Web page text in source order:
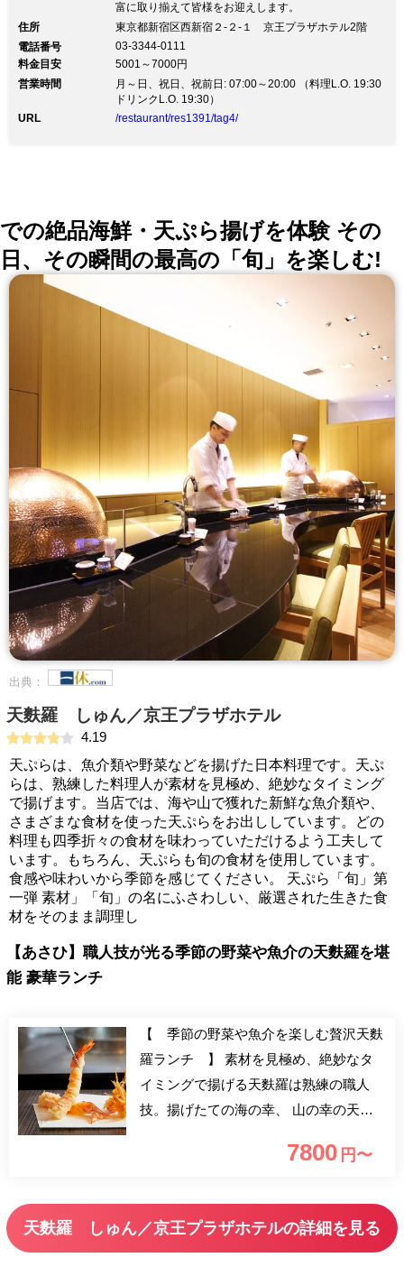
富に取り揃えて皆様をお迎えします。
住所
東京都新宿区西新宿２-２-１ 京王プラザホテル2階
電話番号
03-3344-0111
料金目安
5001～7000円
営業時間
月～日、祝日、祝前日: 07:00～20:00 （料理L.O. 19:30
ドリンクL.O. 19:30）
URL
/restaurant/res1391/tag4/
での絶品海鮮・天ぷら揚げを体験 その
日、その瞬間の最高の「旬」を楽しむ!
出典：
天麩羅 しゅん／京王プラザホテル
4.19
天ぷらは、魚介類や野菜などを揚げた日本料理です。天ぷ
らは、熟練した料理人が素材を見極め、絶妙なタイミング
で揚げます。当店では、海や山で獲れた新鮮な魚介類や、
さまざまな食材を使った天ぷらをお出ししています。どの
料理も四季折々の食材を味わっていただけるよう工夫して
います。もちろん、天ぷらも旬の食材を使用しています。
食感や味わいから季節を感じてください。 天ぷら「旬」第
一弾 素材」「旬」の名にふさわしい、厳選された生きた食
材をそのまま調理し
【あさひ】職人技が光る季節の野菜や魚介の天麩羅を堪
能 豪華ランチ
【 季節の野菜や魚介を楽しむ贅沢天麩
羅ランチ 】 素材を見極め、絶妙なタ
イミングで揚げる天麩羅は熟練の職人
技。揚げたての海の幸、 山の幸の天麩
うな落ち着いた雰囲気の中、 優雅なひ
7800 円〜
天麩羅 しゅん／京王プラザホテルの詳細を見る